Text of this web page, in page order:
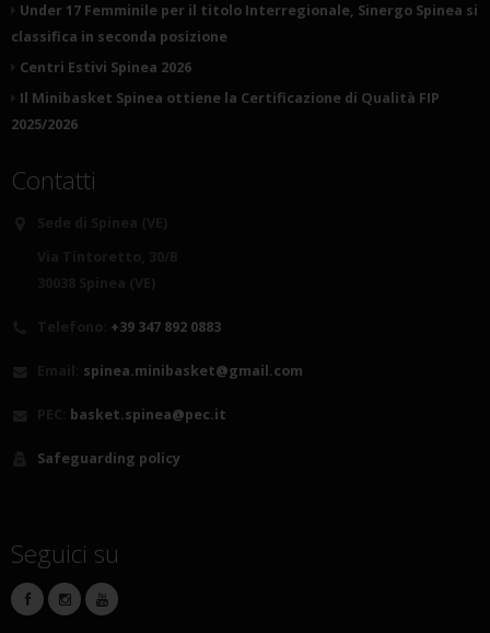
Under 17 Femminile per il titolo Interregionale, Sinergo Spinea si
classifica in seconda posizione
Centri Estivi Spinea 2026
Il Minibasket Spinea ottiene la Certificazione di Qualità FIP
2025/2026
Contatti
+39 347 892 0883
spinea.minibasket@gmail.com
basket.spinea@pec.it
Safeguarding policy
Seguici su